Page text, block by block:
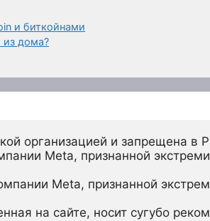
и биткойнами
дома?
организацией и запрещена в
Meta, признанной
Meta, признанной
на сайте, носит сугубо